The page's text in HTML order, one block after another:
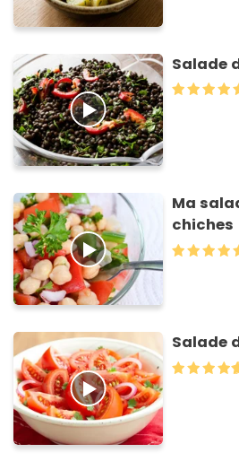
Salade
Ma
chiches
Salade